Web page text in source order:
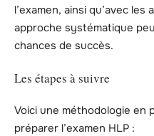
l’examen, ainsi qu’avec
approche systématique
chances de succès.
Les étapes à suivre
Voici une méthodologie en
préparer l’examen HLP :